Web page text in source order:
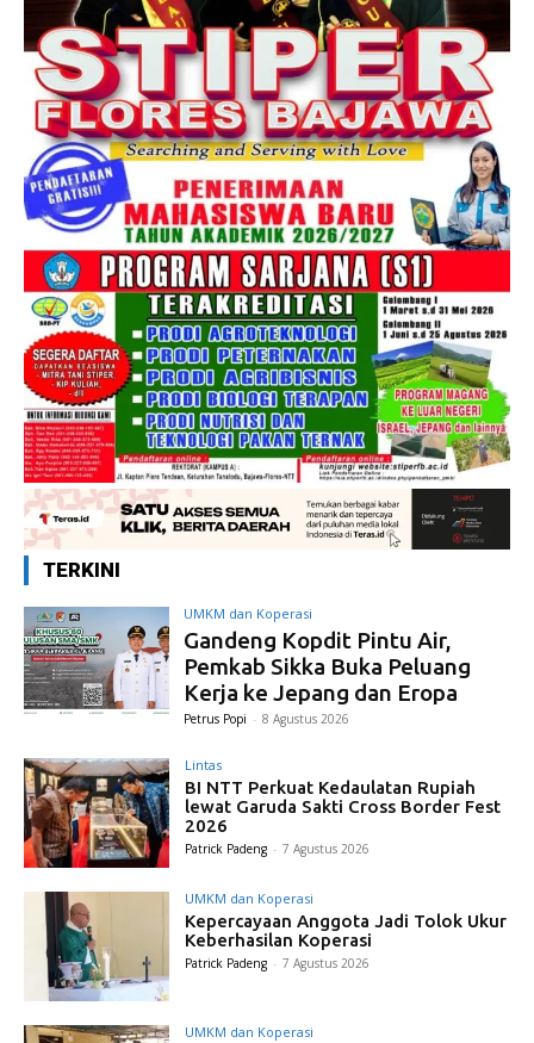
TERKINI
UMKM dan Koperasi
Gandeng Kopdit Pintu Air,
Pemkab Sikka Buka Peluang
Kerja ke Jepang dan Eropa
Petrus Popi - 8 Agustus 2026
Lintas
BI NTT Perkuat Kedaulatan Rupiah
lewat Garuda Sakti Cross Border Fest
2026
Patrick Padeng - 7 Agustus 2026
UMKM dan Koperasi
Kepercayaan Anggota Jadi Tolok Ukur
Keberhasilan Koperasi
Patrick Padeng - 7 Agustus 2026
UMKM dan Koperasi